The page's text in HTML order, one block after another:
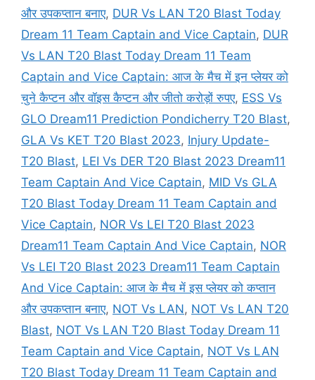
और उपकप्तान बनाए, DUR Vs LAN T20 Blast Today
Dream 11 Team Captain and Vice Captain, DUR
Vs LAN T20 Blast Today Dream 11 Team
Captain and Vice Captain: आज के मैच में इन प्लेयर को
चुने कैप्टन और वॉइस कैप्टन और जीतो करोड़ों रुपए, ESS Vs
GLO Dream11 Prediction Pondicherry T20 Blast,
GLA Vs KET T20 Blast 2023, Injury Update-
T20 Blast, LEI Vs DER T20 Blast 2023 Dream11
Team Captain And Vice Captain, MID Vs GLA
T20 Blast Today Dream 11 Team Captain and
Vice Captain, NOR Vs LEI T20 Blast 2023
Dream11 Team Captain And Vice Captain, NOR
Vs LEI T20 Blast 2023 Dream11 Team Captain
And Vice Captain: आज के मैच में इस प्लेयर को कप्तान
और उपकप्तान बनाए, NOT Vs LAN, NOT Vs LAN T20
Blast, NOT Vs LAN T20 Blast Today Dream 11
Team Captain and Vice Captain, NOT Vs LAN
T20 Blast Today Dream 11 Team Captain and